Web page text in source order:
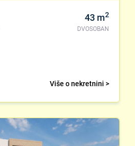
43 m2
DVOSOBAN
Više o nekretnini >